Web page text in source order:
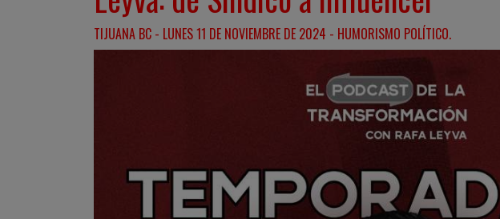
TIJUANA BC - LUNES 11 DE NOVIEMBRE DE 2024 - HUMORISMO POLÍTICO.